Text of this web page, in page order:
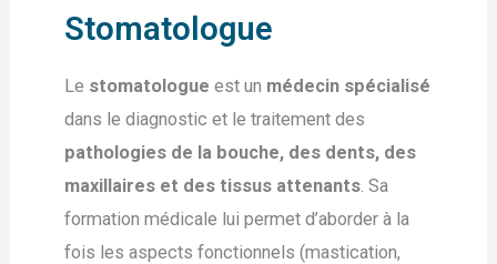
Stomatologue
Le stomatologue est un médecin spécialisé
dans le diagnostic et le traitement des
pathologies de la bouche, des dents, des
maxillaires et des tissus attenants . Sa
formation médicale lui permet d’aborder à la
fois les aspects fonctionnels (mastication,